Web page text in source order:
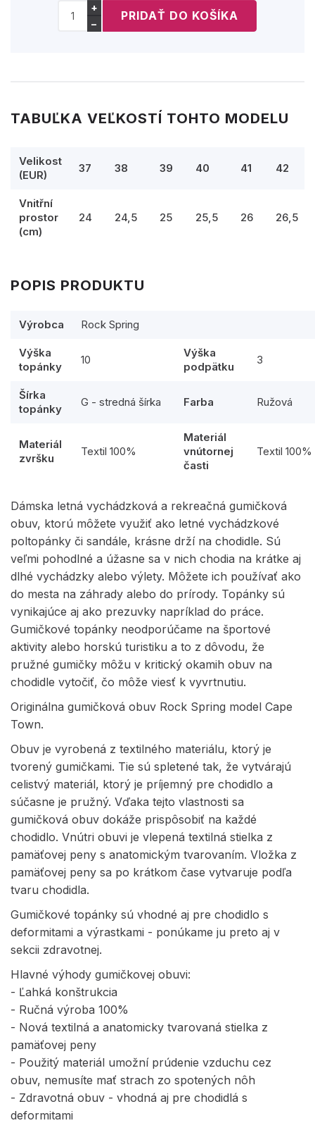
+
−
TABUĽKA VEĽKOSTÍ TOHTO MODELU
Velikost
(EUR)
37 38 39 40 41 42
Vnitřní
prostor
(cm)
24 24,5 25 25,5 26 26,5
POPIS PRODUKTU
Výrobca Rock Spring
Výška
topánky
10
Výška
podpätku
3
Šírka
topánky
G - stredná šírka Farba Ružová
Materiál
zvršku
Textil 100%
Materiál
vnútornej
časti
Textil 100%
Dámska letná vychádzková a rekreačná gumičková
obuv, ktorú môžete využiť ako letné vychádzkové
poltopánky či sandále, krásne drží na chodidle. Sú
veľmi pohodlné a úžasne sa v nich chodia na krátke aj
dlhé vychádzky alebo výlety. Môžete ich používať ako
do mesta na záhrady alebo do prírody. Topánky sú
vynikajúce aj ako prezuvky napríklad do práce.
Gumičkové topánky neodporúčame na športové
aktivity alebo horskú turistiku a to z dôvodu, že
pružné gumičky môžu v kritický okamih obuv na
chodidle vytočiť, čo môže viesť k vyvrtnutiu.
Originálna gumičková obuv Rock Spring model Cape
Town.
Obuv je vyrobená z textilného materiálu, ktorý je
tvorený gumičkami. Tie sú spletené tak, že vytvárajú
celistvý materiál, ktorý je príjemný pre chodidlo a
súčasne je pružný. Vďaka tejto vlastnosti sa
gumičková obuv dokáže prispôsobiť na každé
chodidlo. Vnútri obuvi je vlepená textilná stielka z
pamäťovej peny s anatomickým tvarovaním. Vložka z
pamäťovej peny sa po krátkom čase vytvaruje podľa
tvaru chodidla.
Gumičkové topánky sú vhodné aj pre chodidlo s
deformitami a výrastkami - ponúkame ju preto aj v
sekcii zdravotnej.
Hlavné výhody gumičkovej obuvi:
- Ľahká konštrukcia
- Ručná výroba 100%
- Nová textilná a anatomicky tvarovaná stielka z
pamäťovej peny
- Použitý materiál umožní prúdenie vzduchu cez
obuv, nemusíte mať strach zo spotených nôh
- Zdravotná obuv - vhodná aj pre chodidlá s
deformitami